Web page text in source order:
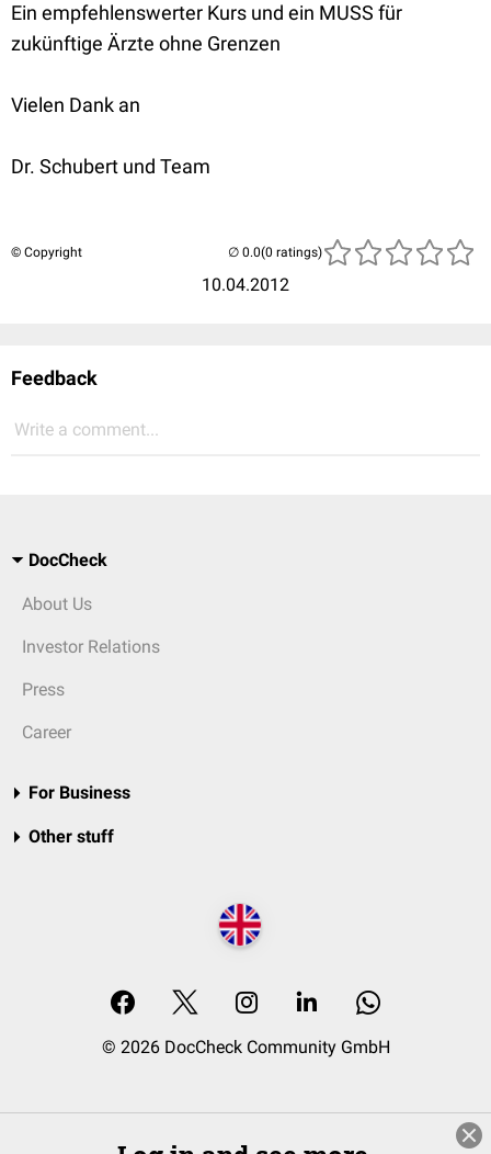
Ein empfehlenswerter Kurs und ein MUSS für
zukünftige Ärzte ohne Grenzen
Vielen Dank an
Dr. Schubert und Team
© Copyright
10.04.2012
(0 ratings)
Feedback
Write a comment...
DocCheck
About Us
Investor Relations
Press
Career
For Business
Other stuff
© 2026 DocCheck Community GmbH